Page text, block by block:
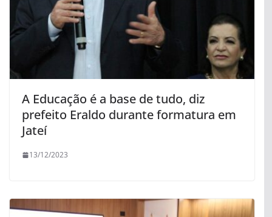
A Educação é a base de tudo, diz
prefeito Eraldo durante formatura em
Jateí
13/12/2023